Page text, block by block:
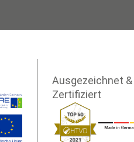
Ausgezeichnet &
Zertifiziert